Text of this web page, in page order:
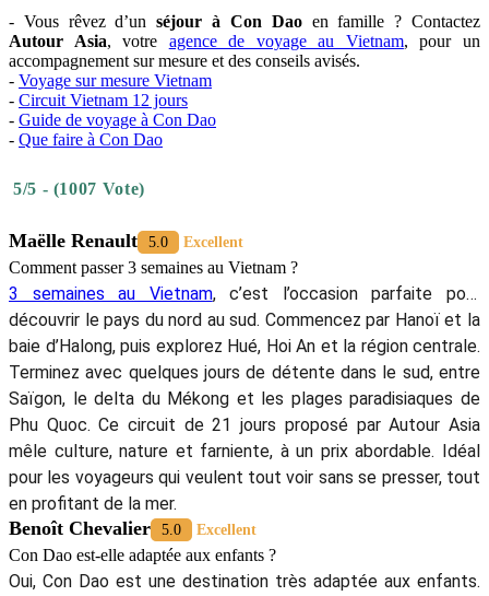
- Vous rêvez d’unséjour à Con Daoen famille ? Contactez
Autour Asia, votre agence de voyage au Vietnam, pour un
accompagnement sur mesure et des conseils avisés.
- Voyage sur mesure Vietnam
- Circuit Vietnam 12 jours
- Guide de voyage à Con Dao
- Que faire à Con Dao
5/5 - (1007 Vote)
Maëlle Renault 5.0 Excellent
Comment passer 3 semaines au Vietnam ?
3 semaines au Vietnam, c’est l’occasion parfaite pour
découvrir le pays du nord au sud. Commencez par Hanoï et la
baie d’Halong, puis explorez Hué, Hoi An et la région centrale.
Terminez avec quelques jours de détente dans le sud, entre
Saïgon, le delta du Mékong et les plages paradisiaques de
Phu Quoc. Ce circuit de 21 jours proposé par Autour Asia
mêle culture, nature et farniente, à un prix abordable. Idéal
pour les voyageurs qui veulent tout voir sans se presser, tout
en profitant de la mer.
Benoît Chevalier 5.0 Excellent
Con Dao est-elle adaptée aux enfants ?
Oui, Con Dao est une destination très adaptée aux enfants.